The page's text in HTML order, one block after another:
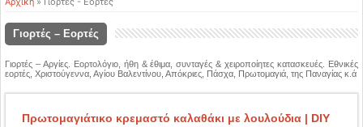
Γιορτές – Εορτές
Γιορτές – Αργίες. Εορτολόγιο, ήθη & έθιμα, συνταγές & χειροποίητες κατασκευές. Εθνικές
εορτές, Χριστούγεννα, Αγίου Βαλεντίνου, Απόκριες, Πάσχα, Πρωτομαγιά, της Παναγίας κ.ά
Πρωτομαγιάτικο κρεμαστό καλαθάκι με λουλούδια | DIY